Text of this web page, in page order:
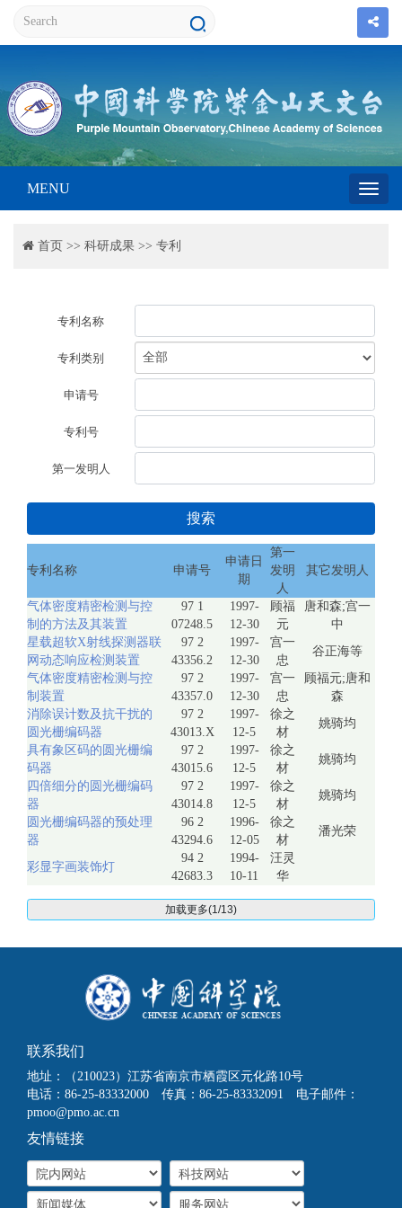
MENU
首页 >> 科研成果 >> 专利
专利名称
专利类别
申请号
专利号
第一发明人
搜索
专利名称 申请号
申请日
期
第一
发明
人
其它发明人
气体密度精密检测与控
制的方法及其装置
97 1
07248.5
1997-
12-30
顾福
元
唐和森;宫一
中
星载超软X射线探测器联
网动态响应检测装置
97 2
43356.2
1997-
12-30
宫一
忠
谷正海等
气体密度精密检测与控
制装置
97 2
43357.0
1997-
12-30
宫一
忠
顾福元;唐和
森
消除误计数及抗干扰的
圆光栅编码器
97 2
43013.X
1997-
12-5
徐之
材
姚骑均
具有象区码的圆光栅编
码器
97 2
43015.6
1997-
12-5
徐之
材
姚骑均
四倍细分的圆光栅编码
器
97 2
43014.8
1997-
12-5
徐之
材
姚骑均
圆光栅编码器的预处理
器
96 2
43294.6
1996-
12-05
徐之
材
潘光荣
彩显字画装饰灯
94 2
42683.3
1994-
10-11
汪灵
华
加载更多(1/13)
联系我们
地址：（210023）江苏省南京市栖霞区元化路10号
电话：86-25-83332000 传真：86-25-83332091 电子邮件：
pmoo@pmo.ac.cn
友情链接